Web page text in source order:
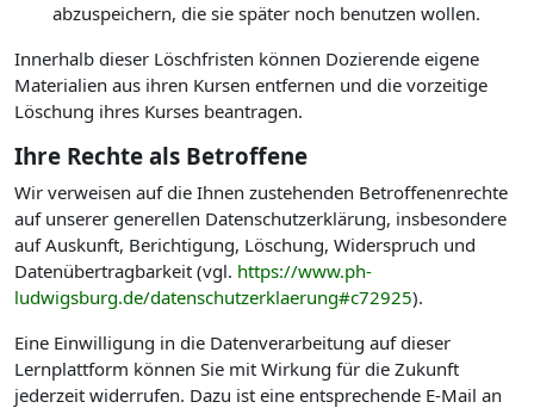
abzuspeichern, die sie später noch benutzen wollen.
Innerhalb dieser Löschfristen können Dozierende eigene
Materialien aus ihren Kursen entfernen und die vorzeitige
Löschung ihres Kurses beantragen.
Ihre Rechte als Betroffene
Wir verweisen auf die Ihnen zustehenden Betroffenenrechte
auf unserer generellen Datenschutzerklärung, insbesondere
auf Auskunft, Berichtigung, Löschung, Widerspruch und
Datenübertragbarkeit (vgl. https://www.ph-
ludwigsburg.de/datenschutzerklaerung#c72925).
Eine Einwilligung in die Datenverarbeitung auf dieser
Lernplattform können Sie mit Wirkung für die Zukunft
jederzeit widerrufen. Dazu ist eine entsprechende E-Mail an